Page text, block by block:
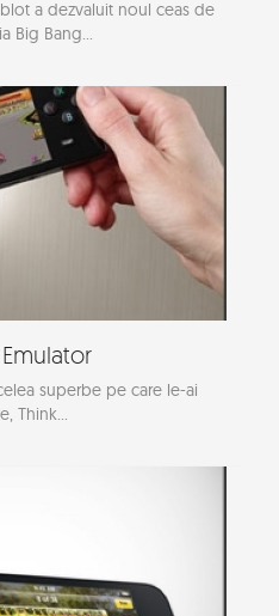
a dezvaluit noul ceas de
Big Bang...
superbe pe care le-ai
Think...